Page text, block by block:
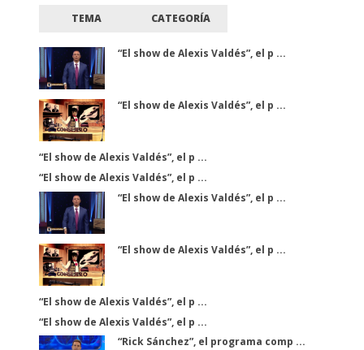
TEMA CATEGORÍA
“El show de Alexis Valdés”, el p ...
“El show de Alexis Valdés”, el p ...
“El show de Alexis Valdés”, el p ...
“El show de Alexis Valdés”, el p ...
“El show de Alexis Valdés”, el p ...
“El show de Alexis Valdés”, el p ...
“El show de Alexis Valdés”, el p ...
“El show de Alexis Valdés”, el p ...
“Rick Sánchez”, el programa comp ...